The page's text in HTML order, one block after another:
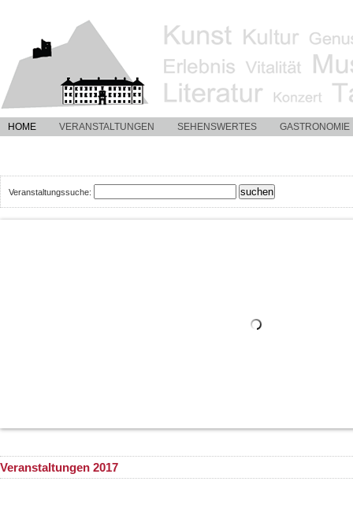
HOME VERANSTALTUNGEN SEHENSWERTES GASTRONOMIE
Veranstaltungssuche:
Veranstaltungen 2017